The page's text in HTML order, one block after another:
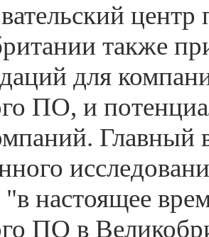
центр
также
для
ПО, и
Главный
настоящее
ПО в